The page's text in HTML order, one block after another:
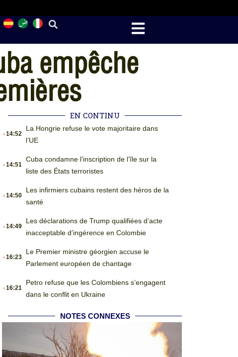
empêche
EN CONTINU
.14:52
La Hongrie refuse le vote majoritaire dans
l’UE
.14:51
Cuba condamne l’inscription de l’île sur la
liste des États terroristes
.14:50
Les infirmiers cubains restent des héros de la
santé
.14:49
Les déclarations de Trump qualifiées d’acte
inacceptable d’ingérence en Colombie
.16:23
Le Premier ministre géorgien accuse le
Parlement européen de chantage
.16:21
Petro refuse que les Colombiens s’engagent
dans le conflit en Ukraine
NOTES CONNEXES